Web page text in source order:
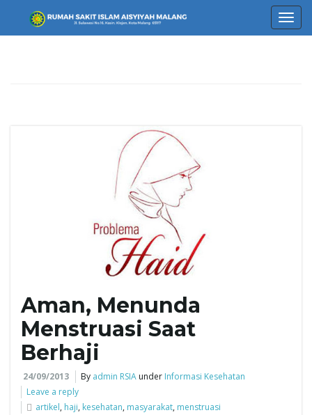
Aman, Menunda
Menstruasi Saat
Berhaji
24/09/2013 By admin RSIA under Informasi Kesehatan
Leave a reply
artikel, haji, kesehatan, masyarakat, menstruasi